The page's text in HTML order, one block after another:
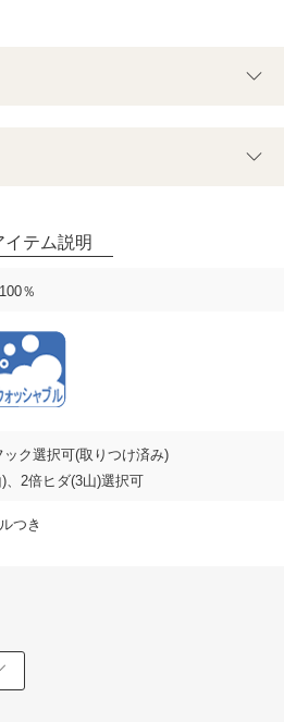
％
ク選択可(取りつけ済み)
、2倍ヒダ(3山)選択可
つき